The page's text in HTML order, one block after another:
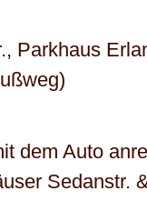
Parkhaus
dem Auto
Sedanstr.